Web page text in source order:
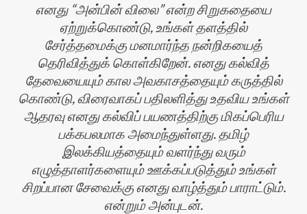
எனது “அன்பின் விலை” என்ற சிறுகதையை
ஏற்றுக்கொண்டு, உங்கள் தளத்தில்
சேர்த்தமைக்கு மனமார்ந்த நன்றிகயைத்
தெரிவித்துக் கொள்கிறேன். எனது கல்வித்
தேவையையும் கால அவகாசத்தையும் கருத்தில்
கொண்டு, விரைவாகப் பதிலளித்து உதவிய உங்கள்
ஆதரவு எனது கல்விப் பயணத்திற்கு மிகப்பெரிய
பக்கபலமாக அமைந்துள்ளது. தமிழ்
இலக்கியத்தையும் வளர்ந்து வரும்
எழுத்தாளர்களையும் ஊக்கப்படுத்தும் உங்கள்
சிறப்பான சேவைக்கு எனது வாழ்த்தும் பாராட்டும்.
என்றும் அன்புடன்.